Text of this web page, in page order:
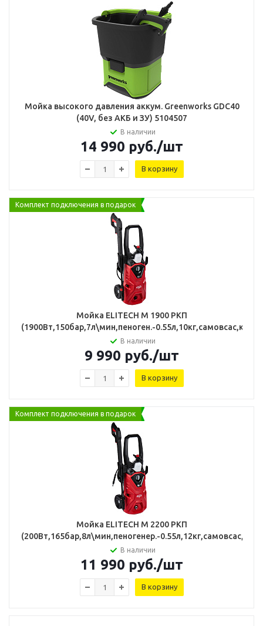
Мойка высокого давления аккум. Greenworks GDC40
(40V, без АКБ и ЗУ) 5104507
В наличии
14 990 руб./шт
В корзину
Комплект подключения в подарок
Мойка ELITECH М 1900 РКП
(1900Вт,150бар,7л\мин,пеноген.-
В наличии
9 990 руб./шт
В корзину
Комплект подключения в подарок
Мойка ELITECH М 2200 РКП
(200Вт,165бар,8л\мин,пеногенер.-
В наличии
11 990 руб./шт
В корзину